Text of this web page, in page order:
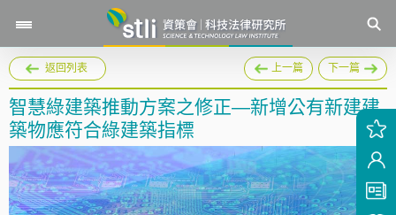
返回列表 上一篇 下一篇
智慧綠建築推動方案之修正—新增公有新建建
築物應符合綠建築指標